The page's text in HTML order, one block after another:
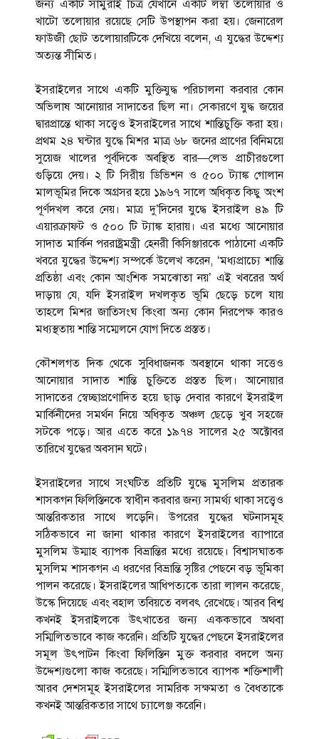
জন্য একটি সামুরাই চিত্র যেখানে একটি লম্বা তলোয়ার ও
খাটো তলোয়ার রয়েছে সেটি উপস্থাপন করা হয়। জেনারেল
ফাউজী ছোট তলোয়ারটিকে দেখিয়ে বলেন, এ যুদ্ধের উদ্দেশ্য
অত্যন্ত সীমিত।
ইসরাইলের সাথে একটি মুক্তিযুদ্ধ পরিচালনা করবার কোন
অভিলাষ আনোয়ার সাদাতের ছিল না। সেকারণে যুদ্ধ জয়ের
দ্বারপ্রান্তে থাকা সত্ত্বেও ইসরাইলের সাথে শান্তিচুক্তি করা হয়।
প্রথম ২৪ ঘন্টার যুদ্ধে মিশর মাত্র ৬৮ জনের প্রাণের বিনিময়ে
সুয়েজ খালের পূর্বদিকে অবস্থিত বার—লেভ প্রাচীরগুলো
গুড়িয়ে দেয়। ২ টি সিরীয় ডিভিশন ও ৫০০ ট্যাঙ্ক গোলান
মালভূমির দিকে অগ্রসর হয়ে ১৯৬৭ সালে অধিকৃত কিছু অংশ
পূর্ণদখল করে নেয়। মাত্র দু’দিনের যুদ্ধে ইসরাইল ৪৯ টি
এয়ারক্রাফট ও ৫০০ টি ট্যাঙ্ক হারায়। এর মধ্যে আনোয়ার
সাদাত মার্কিন পররাষ্ট্রমন্ত্রী হেনরী কিসিঞ্জারকে পাঠানো একটি
খবরে যুদ্ধের উদ্দেশ্য সম্পর্কে উলে­খ করেন, ‘মধ্যপ্রাচ্যে শান্তি
প্রতিষ্ঠা এবং কোন আংশিক সমঝোতা নয়’ এই খবরের অর্থ
দাড়ায় যে, যদি ইসরাইল দখলকৃত ভূমি ছেড়ে চলে যায়
তাহলে মিশর জাতিসংঘ কিংবা অন্য কোন নিরপেক্ষ কারও
মধ্যস্থতায় শান্তি সম্মেলনে যোগ দিতে প্রস্তত।
কৌশলগত দিক থেকে সুবিধাজনক অবস্থানে থাকা সত্তেও
আনোয়ার সাদাত শান্তি চুক্তিতে প্রস্তত ছিল। আনোয়ার
সাদাতের স্বেচ্ছাপ্রণোদিত হয়ে ছাড় দেবার কারণে ইসরাইল
মার্কিনীদের সমর্থন নিয়ে অধিকৃত অঞ্চল ছেড়ে খুব সহজে
সটকে পড়ে। আর এতে করে ১৯৭৪ সালের ২৫ অক্টোবর
তারিখে যুদ্ধের অবসান ঘটে।
ইসরাইলের সাথে সংঘটিত প্রতিটি যুদ্ধে মুসলিম প্রতারক
শাসকগন ফিলিস্তিনকে স্বাধীন করবার জন্য সামর্থ্য থাকা সত্ত্বেও
আন্তরিকতার সাথে লড়েনি। উপরের যুদ্ধের ঘটনাসমূহ
সঠিকভাবে না জানা থাকার কারণে ইসরাইলের ব্যাপারে
মুসলিম উম্মাহ ব্যাপক বিভ্রান্তির মধ্যে রয়েছে। বিশ্বাসঘাতক
মুসলিম শাসকগন এ ধরণের বিভ্রান্তি সৃৃষ্টির পেছনে বড় ভূমিকা
পালন করেছে। ইসরাইলের আধিপত্যকে তারা লালন করেছে,
উস্কে দিয়েছে এবং বহাল তবিয়তে বলবৎ রেখেছে। আরব বিশ্ব
কখনই ইসরাইলকে উৎখাতের জন্য এককভাবে অথবা
সম্মিলিতভাবে কাজ করেনি। প্রতিটি যুদ্ধের পেছনে ইসরাইলের
সমূল উৎপাটন কিংবা ফিলিস্তিন মুক্ত করবার বদলে অন্য
উদ্দেশ্যগুলো কাজ করেছে। সম্মিলিতভাবে ব্যাপক শক্তিশালী
আরব দেশসমূহ ইসরাইলের সামরিক সক্ষমতা ও বৈধতাকে
কখনই আন্তরিকতার সাথে চ্যালেঞ্জ করেনি।